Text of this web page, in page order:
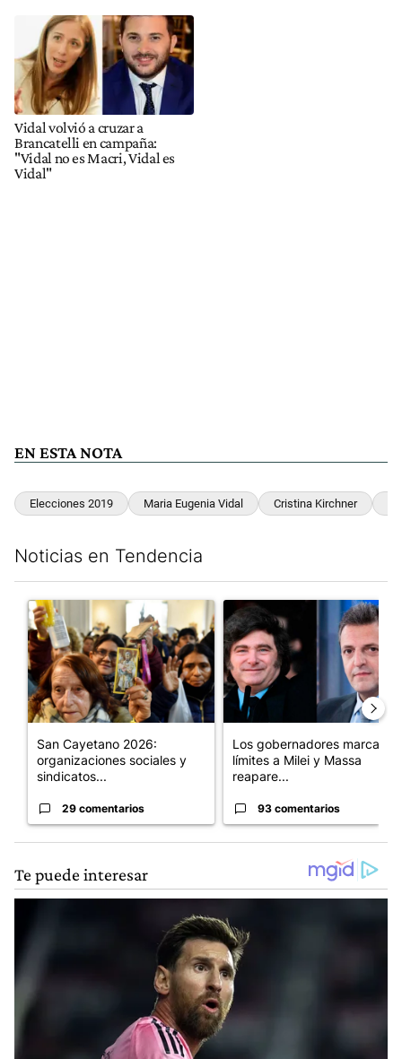
Vidal volvió a cruzar a
Brancatelli en campaña:
"Vidal no es Macri, Vidal es
Vidal"
EN ESTA NOTA
Elecciones 2019 Maria Eugenia Vidal Cristina Kirchner
Noticias en Tendencia
Un artículo de tendencia con el título "San Cayetano 2026:
San Cayetano 2026:
organizaciones sociales y
sindicatos...
29 comentarios
Un artículo de tendencia
Los gobernadores marcan
límites a Milei y Massa
reapare...
93 comentarios